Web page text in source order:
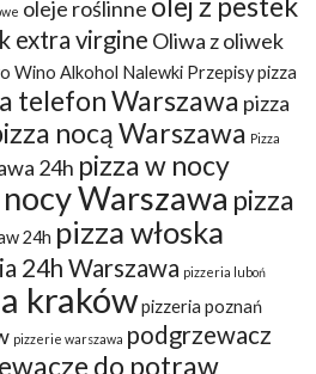
oleje roślinne
extra virgine Oliwa z oliwek
Wino Alkohol Nalewki Przepisypizza
telefon Warszawa pizza
nocą Warszawa Pizza
24h pizza w nocy
Warszawa pizza
24h pizza włoska
24h Warszawa pizzeria luboń
krakówpizzeria poznań
pizzerie warszawa podgrzewacz
do potraw